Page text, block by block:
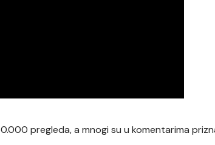
pregleda, a mnogi su u komentarima